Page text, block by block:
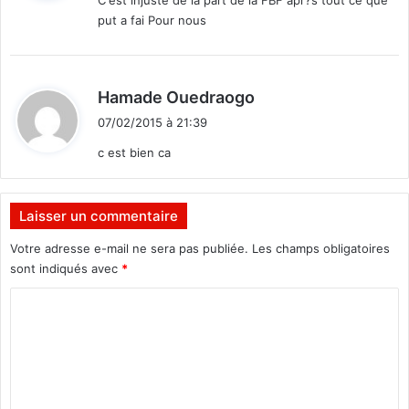
put a fai Pour nous
Hamade Ouedraogo
:
07/02/2015 à 21:39
c est bien ca
Laisser un commentaire
Votre adresse e-mail ne sera pas publiée. Les champs obligatoires
sont indiqués avec *